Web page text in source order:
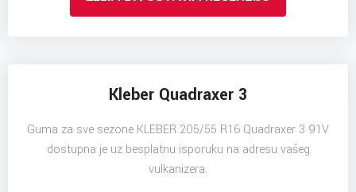
Kleber Quadraxer 3
Guma za sve sezone KLEBER 205/55 R16 Quadraxer 3 91V
dostupna je uz besplatnu isporuku na adresu vašeg
vulkanizera.